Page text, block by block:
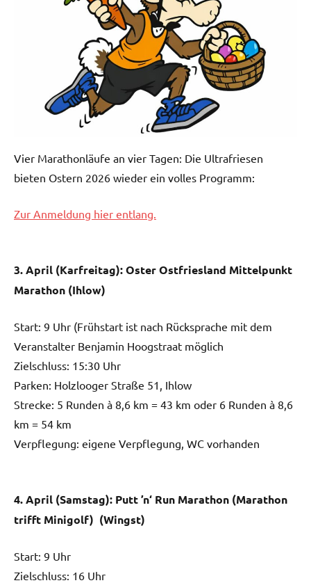
Vier Marathonläufe an vier Tagen: Die Ultrafriesen
bieten Ostern 2026 wieder ein volles Programm:
Zur Anmeldung hier entlang.
3. April (Karfreitag): Oster Ostfriesland Mittelpunkt
Marathon (Ihlow)
Start: 9 Uhr (Frühstart ist nach Rücksprache mit dem
Veranstalter Benjamin Hoogstraat möglich
Zielschluss: 15:30 Uhr
Parken: Holzlooger Straße 51, Ihlow
Strecke: 5 Runden à 8,6 km = 43 km oder 6 Runden à 8,6
km = 54 km
Verpflegung: eigene Verpflegung, WC vorhanden
4. April (Samstag): Putt ’n‘ Run Marathon (Marathon
trifft Minigolf) (Wingst)
Start: 9 Uhr
Zielschluss: 16 Uhr